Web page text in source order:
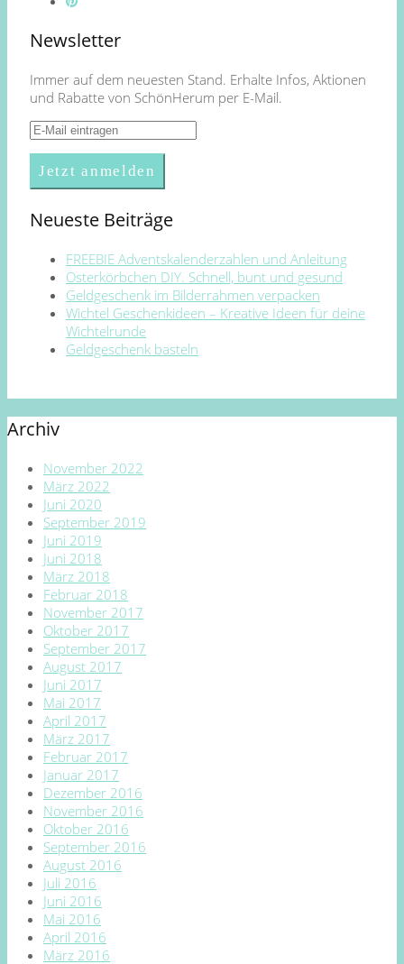
Newsletter
Immer auf dem neuesten Stand. Erhalte Infos, Aktionen
und Rabatte von SchönHerum per E-Mail.
Neueste Beiträge
FREEBIE Adventskalenderzahlen und Anleitung
Osterkörbchen DIY. Schnell, bunt und gesund
Geldgeschenk im Bilderrahmen verpacken
Wichtel Geschenkideen – Kreative Ideen für deine
Wichtelrunde
Geldgeschenk basteln
Archiv
November 2022
März 2022
Juni 2020
September 2019
Juni 2019
Juni 2018
März 2018
Februar 2018
November 2017
Oktober 2017
September 2017
August 2017
Juni 2017
Mai 2017
April 2017
März 2017
Februar 2017
Januar 2017
Dezember 2016
November 2016
Oktober 2016
September 2016
August 2016
Juli 2016
Juni 2016
Mai 2016
April 2016
März 2016